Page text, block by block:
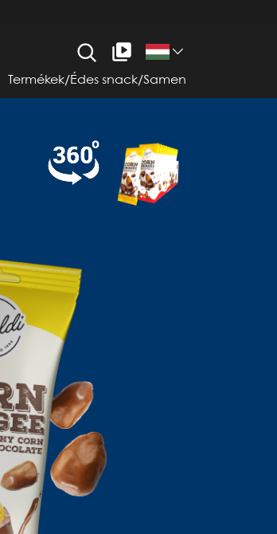
Termékek/ Édes snack/Samen